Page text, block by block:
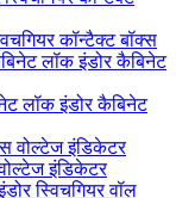
कॉन्टैक्ट बॉक्स
लॉक इंडोर कैबिनेट
इंडिकेटर